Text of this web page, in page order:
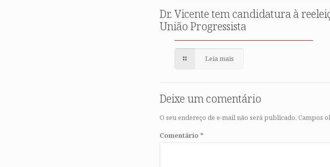
Dr. Vicente tem candidatura à
União Progressista
Leia mais
Deixe um comentário
O seu endereço de e-mail não será publicado. Campos
Comentário *